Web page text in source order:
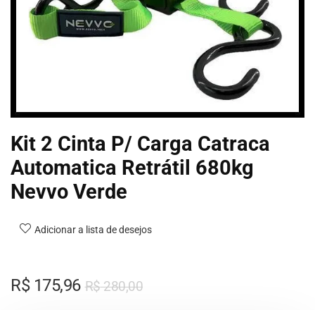
Kit 2 Cinta P/ Carga Catraca
Automatica Retrátil 680kg
Nevvo Verde
Adicionar a lista de desejos
R$280,00
R$175,96